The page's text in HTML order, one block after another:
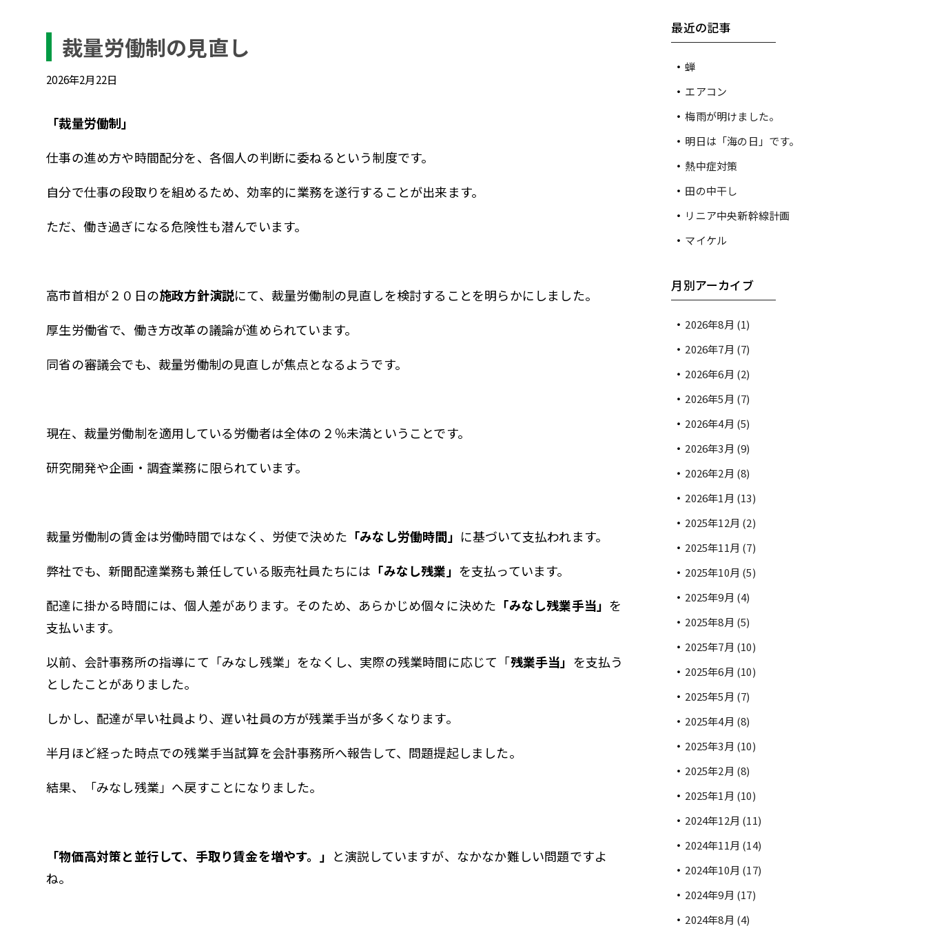
裁量労働制の見直し
2026年2月22日
「裁量労働制」
仕事の進め方や時間配分を、各個人の判断に委ねるという制度です。
自分で仕事の段取りを組めるため、効率的に業務を遂行することが出来ます。
ただ、働き過ぎになる危険性も潜んでいます。
高市首相が２０日の施政方針演説にて、裁量労働制の見直しを検討することを明らかにしました。
厚生労働省で、働き方改革の議論が進められています。
同省の審議会でも、裁量労働制の見直しが焦点となるようです。
現在、裁量労働制を適用している労働者は全体の２％未満ということです。
研究開発や企画・調査業務に限られています。
裁量労働制の賃金は労働時間ではなく、労使で決めた 「みなし労働時間」 に基づいて支払われます。
弊社でも、新聞配達業務も兼任している販売社員たちには 「みなし残業」 を支払っています。
配達に掛かる時間には、個人差があります。そのため、あらかじめ個々に決めた 「みなし残業手当」 を
支払います。
以前、会計事務所の指導にて「みなし残業」をなくし、実際の残業時間に応じて「残業手当」 を支払う
としたことがありました。
しかし、配達が早い社員より、遅い社員の方が残業手当が多くなります。
半月ほど経った時点での残業手当試算を会計事務所へ報告して、問題提起しました。
結果、「みなし残業」へ戻すことになりました。
「物価高対策と並行して、手取り賃金を増やす。」 と演説していますが、なかなか難しい問題ですよ
ね。
最近の記事
蝉
エアコン
梅雨が明けました。
明日は「海の日」です。
熱中症対策
田の中干し
リニア中央新幹線計画
マイケル
月別アーカイブ
2026年8月 (1)
2026年7月 (7)
2026年6月 (2)
2026年5月 (7)
2026年4月 (5)
2026年3月 (9)
2026年2月 (8)
2026年1月 (13)
2025年12月 (2)
2025年11月 (7)
2025年10月 (5)
2025年9月 (4)
2025年8月 (5)
2025年7月 (10)
2025年6月 (10)
2025年5月 (7)
2025年4月 (8)
2025年3月 (10)
2025年2月 (8)
2025年1月 (10)
2024年12月 (11)
2024年11月 (14)
2024年10月 (17)
2024年9月 (17)
2024年8月 (4)